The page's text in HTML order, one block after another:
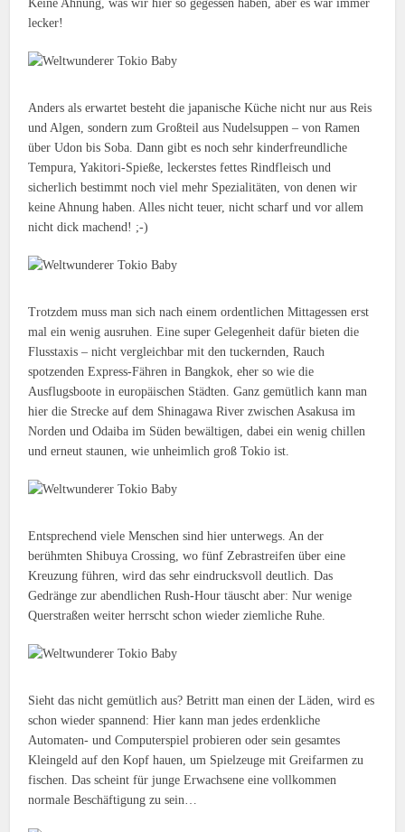
Keine Ahnung, was wir hier so gegessen haben, aber es war immer
lecker!
Anders als erwartet besteht die japanische Küche nicht nur aus Reis
und Algen, sondern zum Großteil aus Nudelsuppen – von Ramen
über Udon bis Soba. Dann gibt es noch sehr kinderfreundliche
Tempura, Yakitori-Spieße, leckerstes fettes Rindfleisch und
sicherlich bestimmt noch viel mehr Spezialitäten, von denen wir
keine Ahnung haben. Alles nicht teuer, nicht scharf und vor allem
nicht dick machend! ;-)
Trotzdem muss man sich nach einem ordentlichen Mittagessen erst
mal ein wenig ausruhen. Eine super Gelegenheit dafür bieten die
Flusstaxis – nicht vergleichbar mit den tuckernden, Rauch
spotzenden Express-Fähren in Bangkok, eher so wie die
Ausflugsboote in europäischen Städten. Ganz gemütlich kann man
hier die Strecke auf dem Shinagawa River zwischen Asakusa im
Norden und Odaiba im Süden bewältigen, dabei ein wenig chillen
und erneut staunen, wie unheimlich groß Tokio ist.
Entsprechend viele Menschen sind hier unterwegs. An der
berühmten Shibuya Crossing, wo fünf Zebrastreifen über eine
Kreuzung führen, wird das sehr eindrucksvoll deutlich. Das
Gedränge zur abendlichen Rush-Hour täuscht aber: Nur wenige
Querstraßen weiter herrscht schon wieder ziemliche Ruhe.
Sieht das nicht gemütlich aus? Betritt man einen der Läden, wird es
schon wieder spannend: Hier kann man jedes erdenkliche
Automaten- und Computerspiel probieren oder sein gesamtes
Kleingeld auf den Kopf hauen, um Spielzeuge mit Greifarmen zu
fischen. Das scheint für junge Erwachsene eine vollkommen
normale Beschäftigung zu sein…